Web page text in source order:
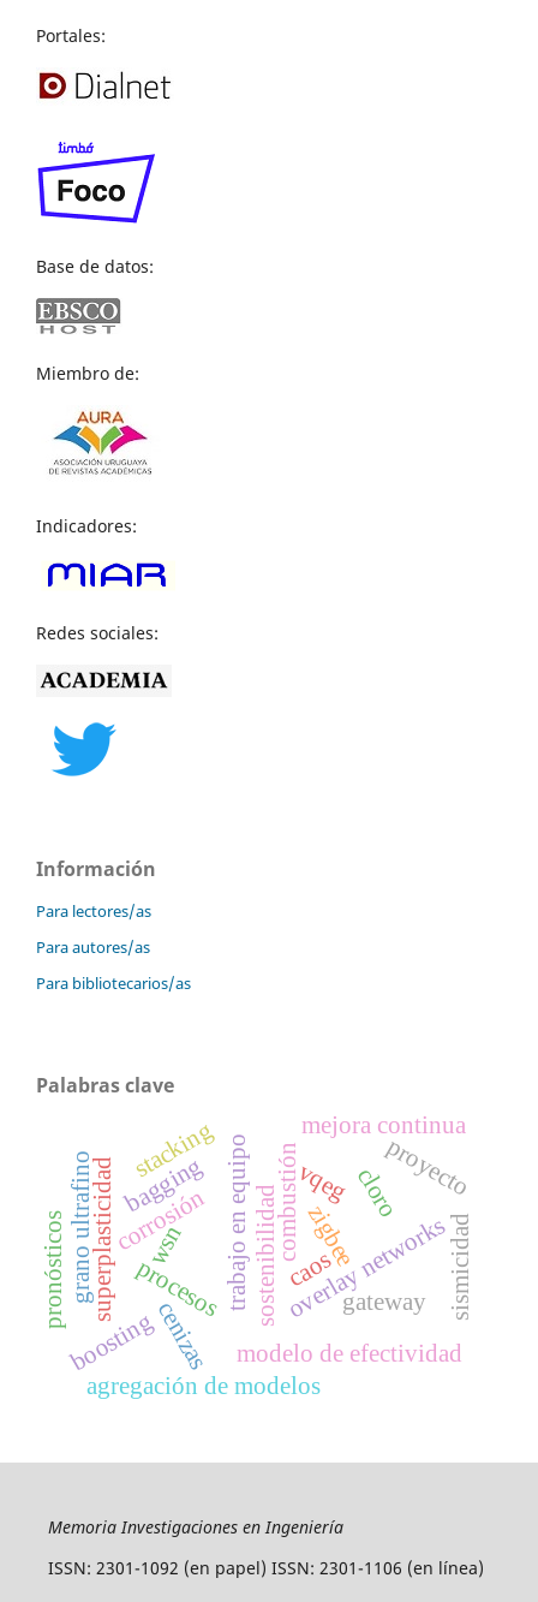
Portales:
Base de datos:
Miembro de:
Indicadores:
Redes sociales:
Información
Para lectores/as
Para autores/as
Para bibliotecarios/as
Palabras clave
sostenibilidad
trabajo en equipocombustión
cenizas
cloro
corrosión
wsn
gateway
overlay networks
zigbee
superplasticidad
grano ultrafino
mejora continua
modelo de efectividad
procesos
agregación de modelos
boosting
bagging
stacking vqeg
sismicidad
caos
proyecto
pronósticos
Memoria Investigaciones en Ingeniería
ISSN: 2301-1092 (en papel) ISSN: 2301-1106 (en línea)